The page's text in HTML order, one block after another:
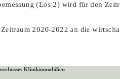
(Los 2) wird für den
2020-2022 an die
Klinikimmobilien